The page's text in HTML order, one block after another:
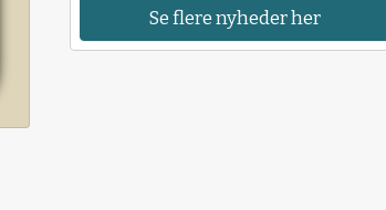
Se flere nyheder her